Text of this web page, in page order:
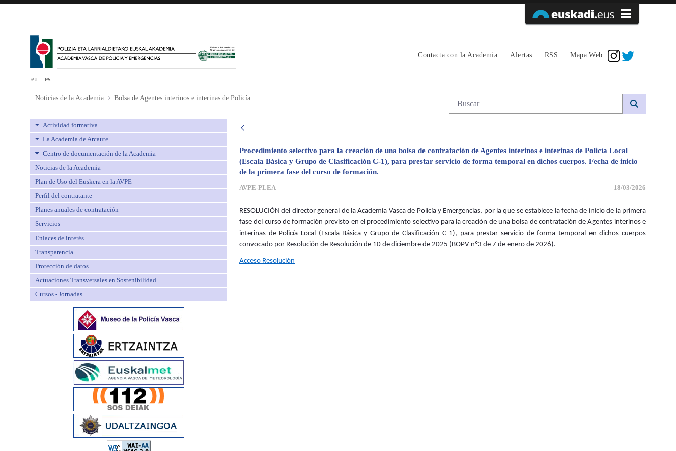
eu es
Contacta con la Academia Alertas RSS Mapa Web
Bolsa de Agentes interinos e interinas de Policía Local. Fecha de inicio de la primera fase del curso de formación. -
Noticias de la Academia Bolsa de Agentes interinos e interinas de Policía Local. Fecha de inicio de la primera fase del curso de formación. Búsqueda web
Actividad formativa
La Academia de Arcaute
Centro de documentación de la Academia
Noticias de la Academia
Plan de Uso del Euskera en la AVPE
Perfil del contratante
Planes anuales de contratación
Servicios
Enlaces de interés
Transparencia
Protección de datos
Actuaciones Transversales en Sostenibilidad
Cursos - Jornadas
Procedimiento selectivo para la creación de una bolsa de contratación de Agentes interinos e interinas de Policía Local
(Escala Básica y Grupo de Clasificación C-1), para prestar servicio de forma temporal en dichos cuerpos. Fecha de inicio
de la primera fase del curso de formación.
AVPE-PLEA 18/03/2026
RESOLUCIÓN del director general de la Academia Vasca de Policía y Emergencias, por la que se establece la fecha de inicio de la primera
fase del curso de formación previsto en el procedimiento selectivo para la creación de una bolsa de contratación de Agentes interinos e
interinas de Policía Local (Escala Básica y Grupo de Clasificación C-1), para prestar servicio de forma temporal en dichos cuerpos
convocado por Resolución de Resolución de 10 de diciembre de 2025 (BOPV nº3 de 7 de enero de 2026).
Acceso Resolución